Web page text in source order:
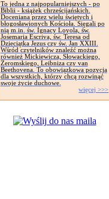
To jedna z najpopularniejszych - po
Biblii - książek chrześcijańskich.
Doceniana przez wielu świętych i
błogosławionych Kościoła. Sięgali po
nią m.in. św. Ignacy Loyola, św.
Josemaria Escriva, św. Teresa od
Dzieciątka Jezus czy św. Jan XXIII.
Wśród czytelników znaleźć można
również Mickiewicza, Słowackiego,
Żeromskiego, Leibniza czy van
Beethovena. To obowiązkowa pozycja
dla wszystkich, którzy chcą rozwinąć
swoje życie duchowe.
więcej >>>